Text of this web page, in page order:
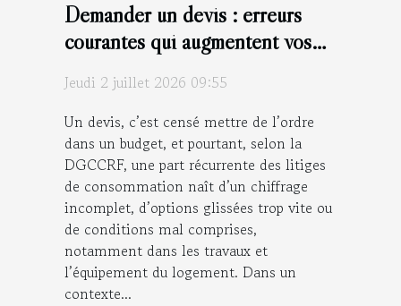
Demander un devis : erreurs
courantes qui augmentent vos
Jeudi 2 juillet 2026 09:55
Un devis, c’est censé mettre de l’ordre
dans un budget, et pourtant, selon la
DGCCRF, une part récurrente des litiges
de consommation naît d’un chiffrage
incomplet, d’options glissées trop vite ou
de conditions mal comprises,
notamment dans les travaux et
l’équipement du logement. Dans un
contexte...